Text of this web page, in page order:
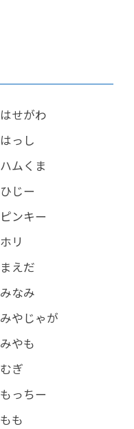
はせがわ
はっし
ハムくま
ひじー
ピンキー
ホリ
まえだ
みなみ
みやじゃが
みやも
むぎ
もっちー
もも